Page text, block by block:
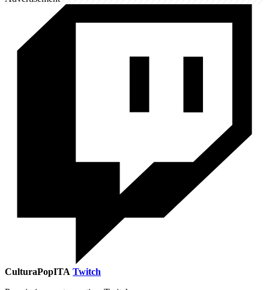
CulturaPopITA Twitch